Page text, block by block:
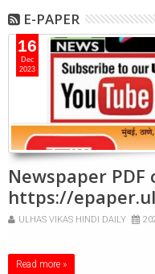
E-PAPER
16
Dec
2023
Newspaper PDF
https://
ULHAS VIKAS HINDI DAILY
Read more »